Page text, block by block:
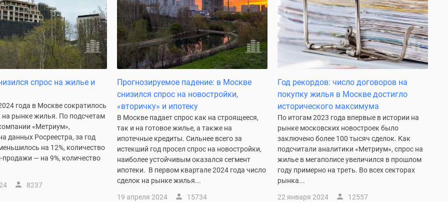
спрос на жилье и
года в Москве сократилось
на рынке жилья. По подсчетам
«Метриум»,
данных Росреестра, за год
на 12%, количество
продажи — на 9%, количество
8237
Прогнозируемое падение: в Москве
снизился спрос на новостройки,
«вторичку» и ипотеку
В Москве падает спрос как на строящееся,
так и на готовое жилье, а также на
ипотечные кредиты. Сильнее всего за
истекший год просел спрос на новостройки,
наиболее устойчивым оказался сегмент
ипотеки. В первом квартале 2024 года число
сделок на рынке жилья...
19 апреля 2024 15734
Год рекордов: число договоров на
покупку жилья в Москве достигло
исторического максимума
По итогам 2023 года впервые в истории на
рынке московских новостроек было
заключено более 100 тысяч сделок. Как
подсчитали аналитики «Метриум», спрос на
жилье в мегаполисе увеличился в прошлом
году примерно на треть. Во всех секторах
рынка...
22 января 2024 12557